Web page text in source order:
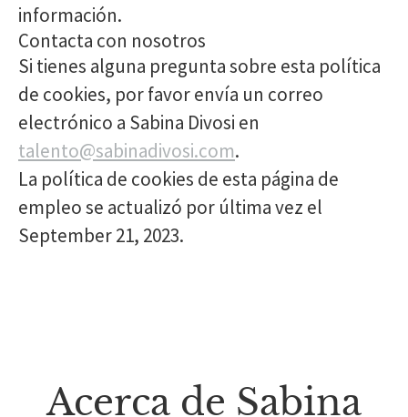
información.
Contacta con nosotros
Si tienes alguna pregunta sobre esta política
de cookies, por favor envía un correo
electrónico a Sabina Divosi en
talento@sabinadivosi.com.
La política de cookies de esta página de
empleo se actualizó por última vez el
September 21, 2023.
Acerca de Sabina